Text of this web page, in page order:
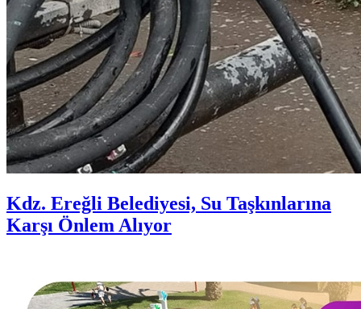
Kdz. Ereğli Belediyesi, Su Taşkınlarına
Karşı Önlem Alıyor